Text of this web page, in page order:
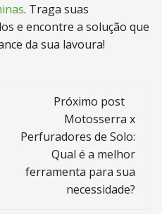
. Traga suas
e encontre a solução que
da sua lavoura!
Próximo post
Motosserra x
Perfuradores de Solo:
Qual é a melhor
ferramenta para sua
necessidade?